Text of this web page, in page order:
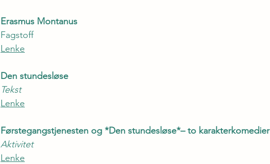
Erasmus Montanus
Fagstoff
Lenke
Den stundesløse
Tekst
Lenke
Førstegangstjenesten og *Den stundesløse*– to karakterkomedier
Aktivitet
Lenke